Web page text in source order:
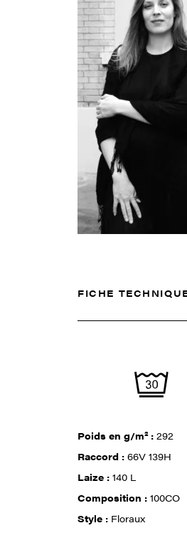
FICHE
Poids en g/m² :292
Raccord :66V 139H
Laize :140 L
Composition :100CO
Style : Floraux